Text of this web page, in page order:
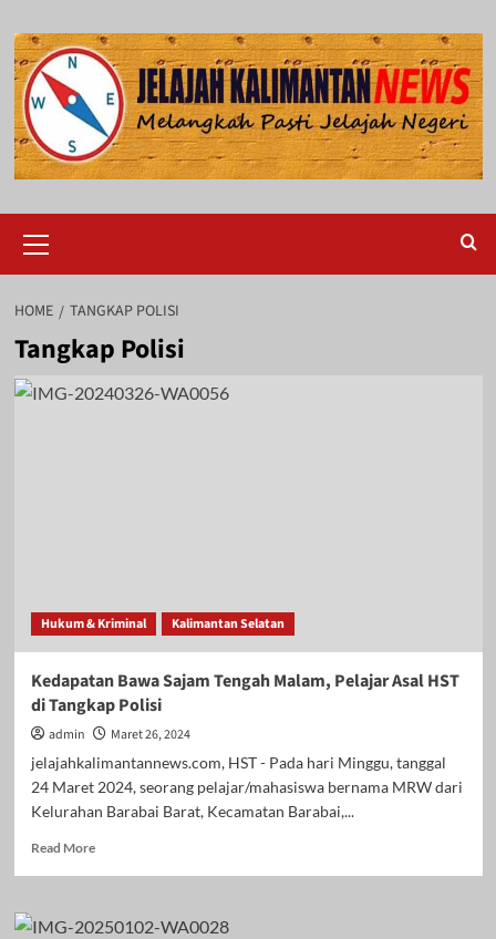
to
content
Menu
HOME TANGKAP POLISI
Tangkap Polisi
Hukum & Kriminal Kalimantan Selatan
Kedapatan Bawa Sajam Tengah Malam, Pelajar Asal HST
di Tangkap Polisi
admin
Maret 26, 2024
jelajahkalimantannews.com, HST - Pada hari Minggu, tanggal
24 Maret 2024, seorang pelajar/mahasiswa bernama MRW dari
Kelurahan Barabai Barat, Kecamatan Barabai,...
Read MoreRead
Bawa